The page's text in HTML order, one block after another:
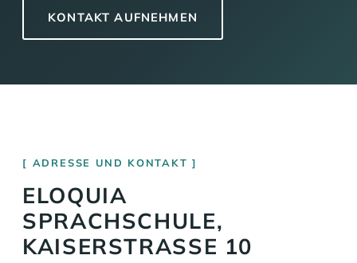
KONTAKT AUFNEHMEN
ADRESSE UND KONTAKT
ELOQUIA
SPRACHSCHULE,
KAISERSTRASSE 10